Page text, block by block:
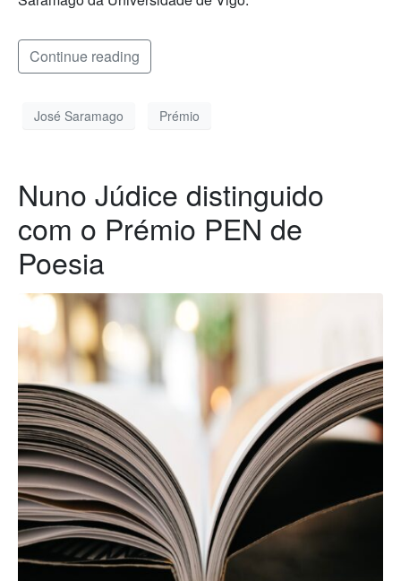
Continue reading
José Saramago Prémio
Nuno Júdice distinguido
com o Prémio PEN de
Poesia